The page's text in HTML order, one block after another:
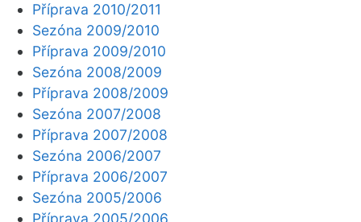
Příprava 2010/2011
Sezóna 2009/2010
Příprava 2009/2010
Sezóna 2008/2009
Příprava 2008/2009
Sezóna 2007/2008
Příprava 2007/2008
Sezóna 2006/2007
Příprava 2006/2007
Sezóna 2005/2006
Příprava 2005/2006